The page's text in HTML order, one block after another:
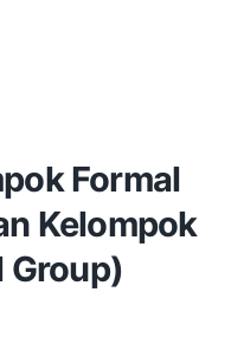
Formal
Kelompok
Group)